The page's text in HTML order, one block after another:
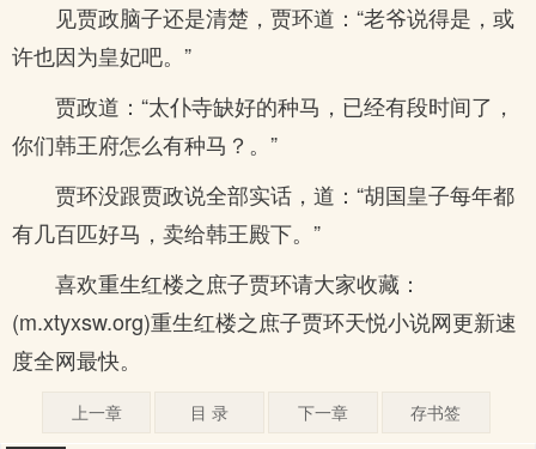
见贾政脑子还是清楚，贾环道：“老爷说得是，或
许也因为皇妃吧。”
贾政道：“太仆寺缺好的种马，已经有段时间了，
你们韩王府怎么有种马？。”
贾环没跟贾政说全部实话，道：“胡国皇子每年都
有几百匹好马，卖给韩王殿下。”
喜欢重生红楼之庶子贾环请大家收藏：
(m.xtyxsw.org)重生红楼之庶子贾环天悦小说网更新速
度全网最快。
上一章 目 录 下一章 存书签